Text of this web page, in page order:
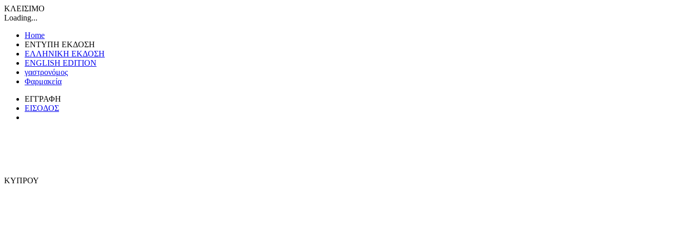
ΚΛΕΙΣΙΜΟ
Loading...
Home
ΕΝΤΥΠΗ ΕΚΔΟΣΗ
ΕΛΛΗΝΙΚΗ ΕΚΔΟΣΗ
ENGLISH EDITION
γαστρονόμος
Φαρμακεία
ΕΓΓΡΑΦΗ
ΕΙΣΟΔΟΣ
ΚΥΠΡΟΥ